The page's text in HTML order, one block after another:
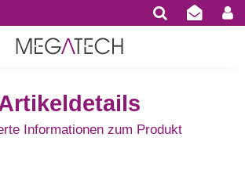
Informationen zum Produkt